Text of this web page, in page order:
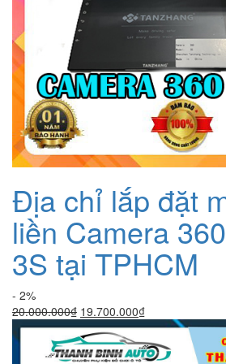
Địa chỉ lắp đặt
liền Camera
3S tại TPHCM
- 2%
20.000.000₫ Giá
gốc
là:
20.000.000₫.
19.700.000₫Giá
hiện
tại
là: